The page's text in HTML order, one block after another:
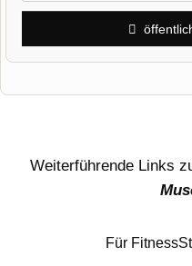
Weiterführende Links
Für